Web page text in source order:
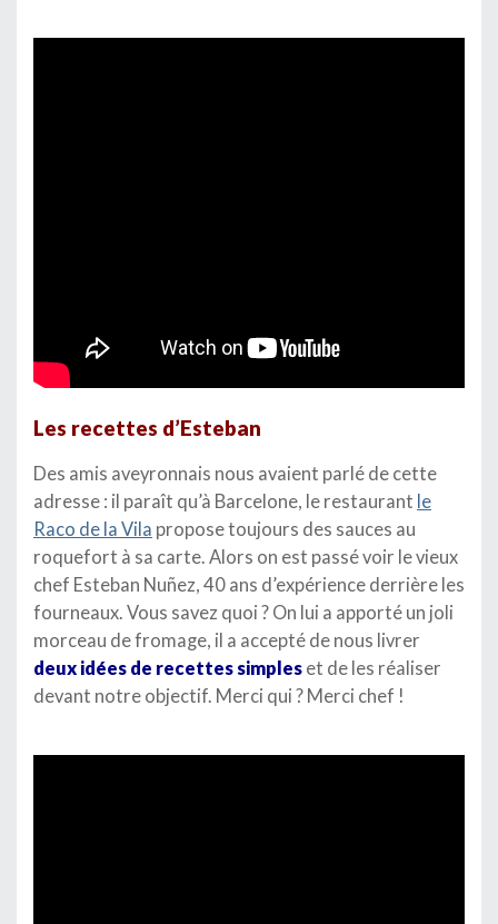
Les recettes d’Esteban
Des amis aveyronnais nous avaient parlé de cette
adresse : il paraît qu’à Barcelone, le restaurant le
Raco de la Vila propose toujours des sauces au
roquefort à sa carte. Alors on est passé voir le vieux
chef Esteban Nuñez, 40 ans d’expérience derrière les
fourneaux. Vous savez quoi ? On lui a apporté un joli
morceau de fromage, il a accepté de nous livrer
deux idées de recettes simples et de les réaliser
devant notre objectif. Merci qui ? Merci chef !